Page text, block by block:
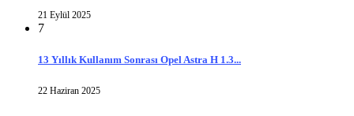
21 Eylül 2025
7
13 Yıllık Kullanım Sonrası Opel Astra H 1.3...
22 Haziran 2025